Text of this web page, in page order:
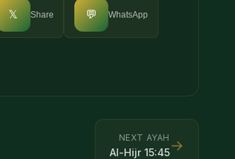
𝕏 Share 💬 WhatsApp
NEXT AYAH
Al-Hijr 15:45→